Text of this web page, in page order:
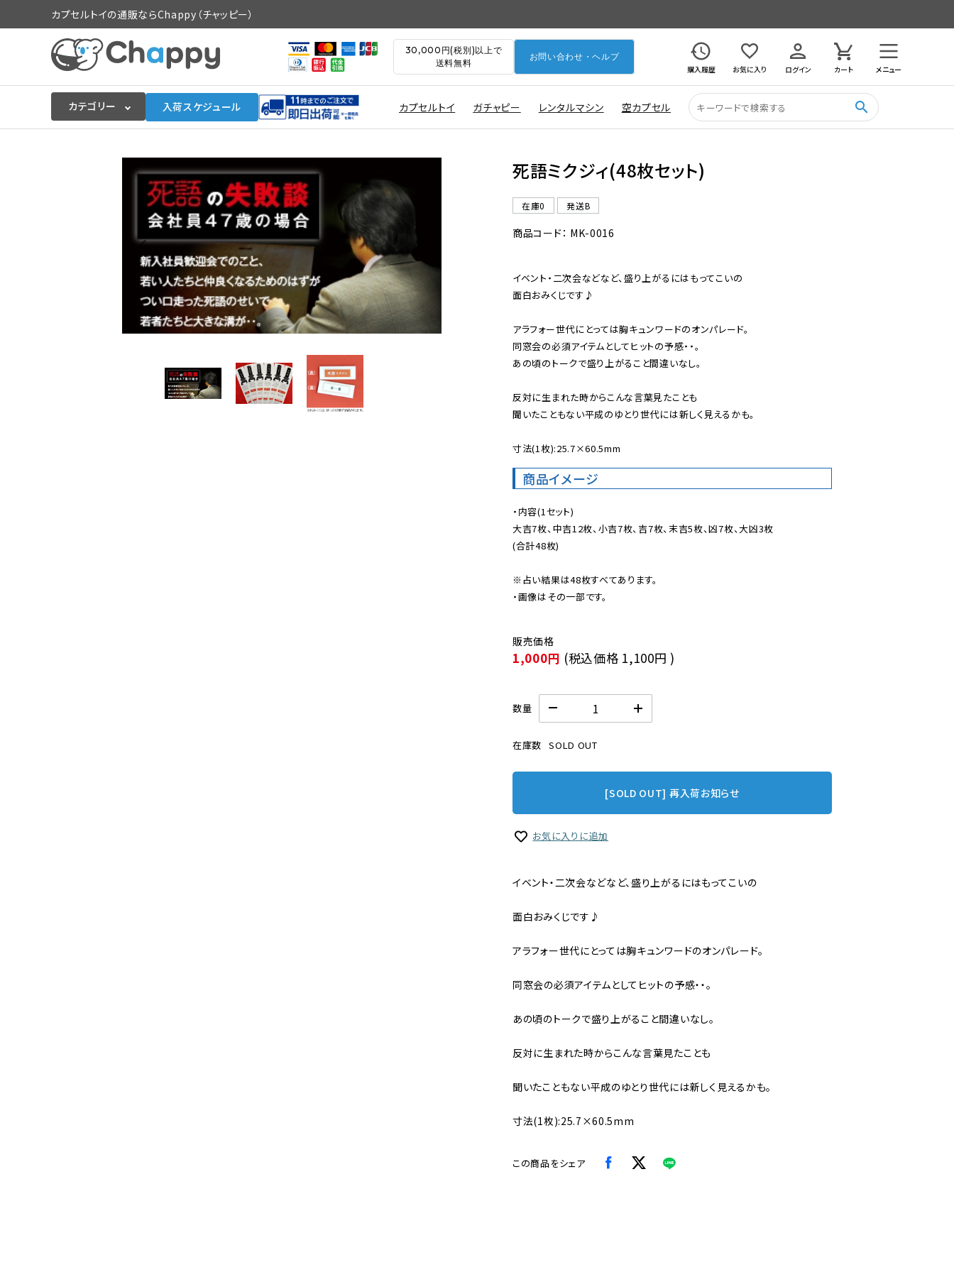
カプセルトイの通販ならChappy（チャッピー）
30,000円(税別)以上で
送料無料
お問い合わせ・ヘルプ
購入履歴
お気に入り ログイン カート メニュー
カテゴリー 入荷スケジュール カプセルトイ ガチャピー レンタルマシン 空カプセル search
入荷スケジュールをチェック
カプセルトイマシン本体
死語ミクジィ(48枚セット)
在庫0 発送B
商品コード： MK-0016
イベント・二次会などなど、盛り上がるにはもってこいの
面白おみくじです♪
アラフォー世代にとっては胸キュンワードのオンパレード。
同窓会の必須アイテムとしてヒットの予感・・。
あの頃のトークで盛り上がること間違いなし。
反対に生まれた時からこんな言葉見たことも
聞いたこともない平成のゆとり世代には新しく見えるかも。
寸法(1枚):25.7×60.5mm
商品イメージ
・内容(1セット)
大吉7枚、中吉12枚、小吉7枚、吉7枚、末吉5枚、凶7枚、大凶3枚
(合計48枚)
※占い結果は48枚すべてあります。
・画像はその一部です。
1,000円 (税込価格 1,100円 )
数量
在庫数 SOLD OUT
[SOLD OUT] 再入荷お知らせ
お気に入りに追加
イベント・二次会などなど、盛り上がるにはもってこいの
面白おみくじです♪
アラフォー世代にとっては胸キュンワードのオンパレード。
同窓会の必須アイテムとしてヒットの予感・・。
あの頃のトークで盛り上がること間違いなし。
反対に生まれた時からこんな言葉見たことも
聞いたこともない平成のゆとり世代には新しく見えるかも。
寸法(1枚):25.7×60.5mm
この商品をシェア